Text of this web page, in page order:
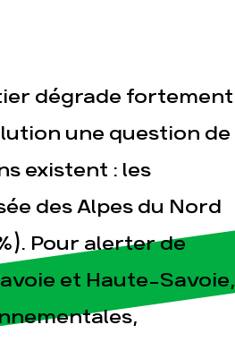
Contact
dégrade fortement
une question de
existent : les
des Alpes du Nord
Pour alerter de
et Haute-Savoie,